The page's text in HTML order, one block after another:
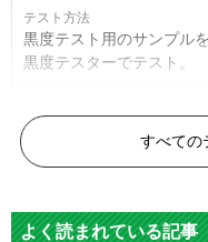
黒度テスト用のサンプルを
黒度テスターでテスト。
黒度の技術基準に適合する
すべての
よく読まれている記事